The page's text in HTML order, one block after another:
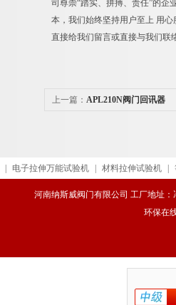
司 尊崇“踏实、拼搏、责任”的企
本，我们始终坚持用户至上 用
直接给我们留言或直接与我们联
上一篇： APL210N阀门回讯器
电子拉伸万能试验机 材料拉伸试验机
河南纳斯威阀门有限公司 工厂地址：
环保在